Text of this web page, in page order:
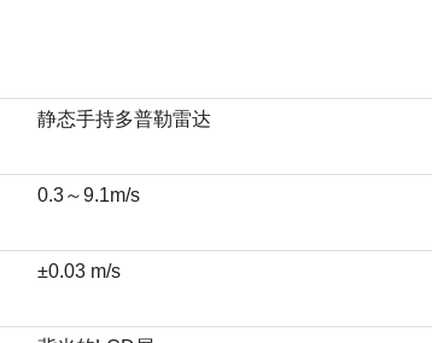
静态手持多普勒雷达
0.3～9.1m/s
±0.03 m/s